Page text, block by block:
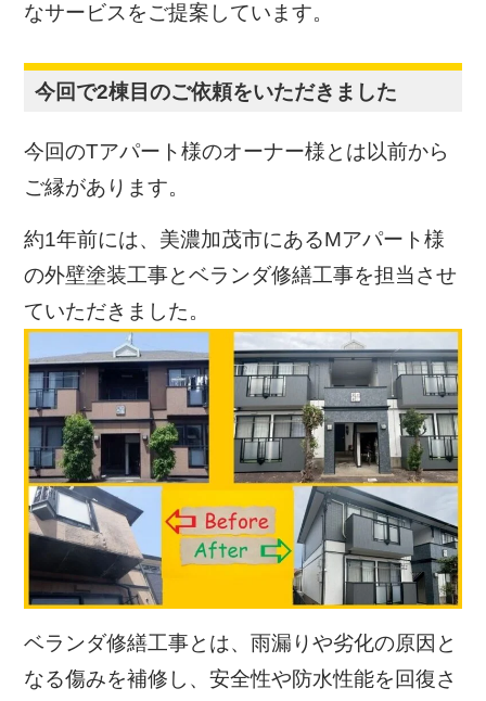
なサービスをご提案しています。
今回で2棟目のご依頼をいただきました
今回のTアパート様のオーナー様とは以前から
ご縁があります。
約1年前には、美濃加茂市にあるMアパート様
の外壁塗装工事とベランダ修繕工事を担当させ
ていただきました。
ベランダ修繕工事とは、雨漏りや劣化の原因と
なる傷みを補修し、安全性や防水性能を回復さ